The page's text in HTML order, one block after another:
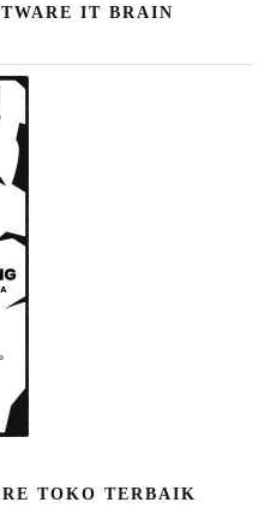
IT BRAIN
TOKO TERBAIK